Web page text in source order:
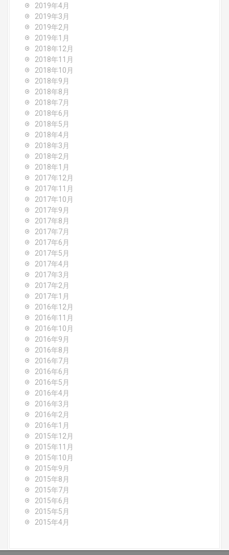
2019年4月
2019年3月
2019年2月
2019年1月
2018年12月
2018年11月
2018年10月
2018年9月
2018年8月
2018年7月
2018年6月
2018年5月
2018年4月
2018年3月
2018年2月
2018年1月
2017年12月
2017年11月
2017年10月
2017年9月
2017年8月
2017年7月
2017年6月
2017年5月
2017年4月
2017年3月
2017年2月
2017年1月
2016年12月
2016年11月
2016年10月
2016年9月
2016年8月
2016年7月
2016年6月
2016年5月
2016年4月
2016年3月
2016年2月
2016年1月
2015年12月
2015年11月
2015年10月
2015年9月
2015年8月
2015年7月
2015年6月
2015年5月
2015年4月